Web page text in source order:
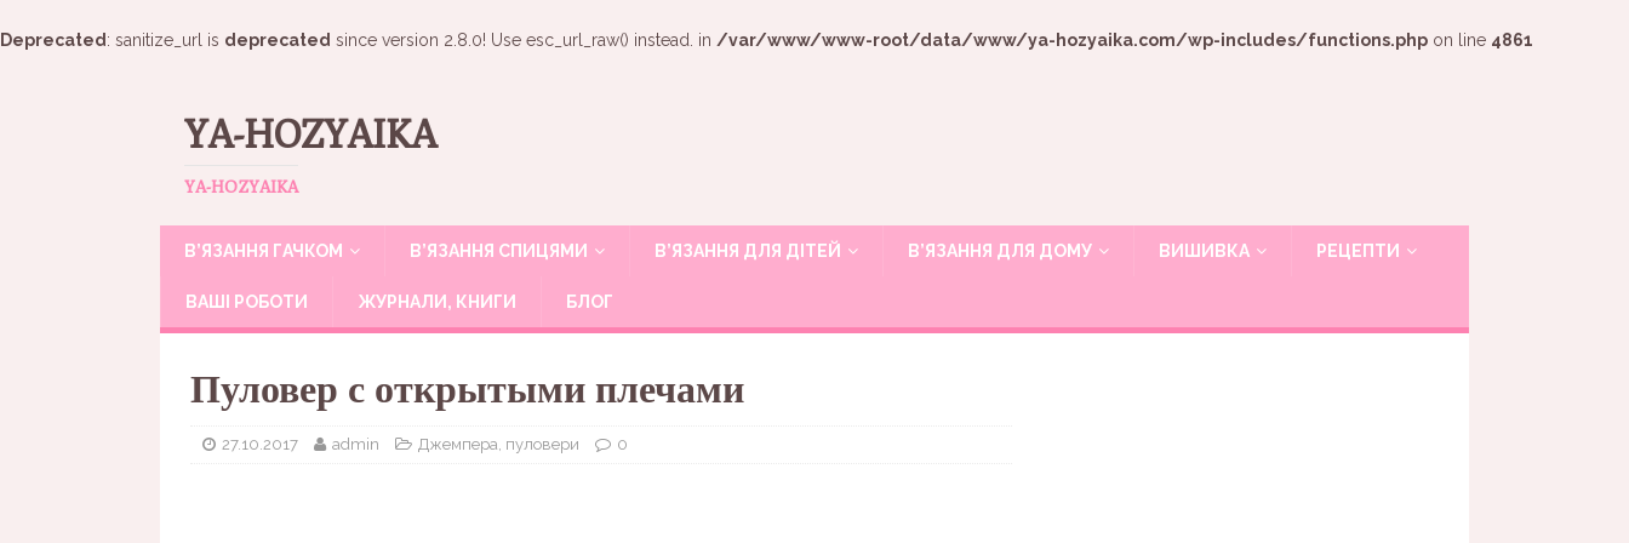
Deprecated : sanitize_url is deprecated since version 2.8.0! Use esc_url_raw() instead. in /var/www/www-root/data/www/ya-hozyaika.com/wp-includes/functions.php on line 4861
YA-HOZYAIKA
YA-HOZYAIKA
В’ЯЗАННЯ ГАЧКОМ В’ЯЗАННЯ СПИЦЯМИ В’ЯЗАННЯ ДЛЯ ДІТЕЙ В’ЯЗАННЯ ДЛЯ ДОМУ ВИШИВКА РЕЦЕПТИ
ВАШІ РОБОТИ ЖУРНАЛИ, КНИГИ БЛОГ
Пуловер с открытыми плечами
27.10.2017 admin Джемпера, пуловери 0